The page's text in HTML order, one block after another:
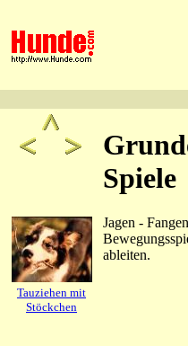
Spiele
Tauziehen mit
Stöckchen
Jagen -
ableiten.